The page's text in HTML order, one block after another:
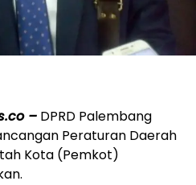
– DPRD Palembang
Peraturan Daerah
Kota (Pemkot)